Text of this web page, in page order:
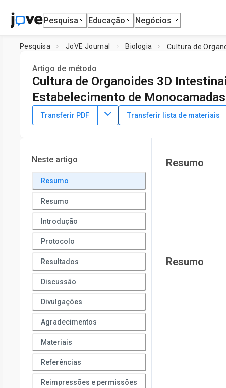
Pesquisa Educação Negócios
Pesquisa JoVE Journal Biologia
Artigo de método
Cultura de Organoides 3D
Estabelecimento de
DOI: 10.3791/64917 ⸱ 10 de fevereiro de 2023
Eloïse Mussard1,2,Corinne Lencina1,Gaëlle Boudry3,
Transferir PDF Transferir lista de materiais
Neste artigo
Resumo
Resumo
Introdução
Protocolo
Resultados
Discussão
Divulgações
Agradecimentos
Materiais
Referências
Reimpressões e permissões
Resumo
Resumo